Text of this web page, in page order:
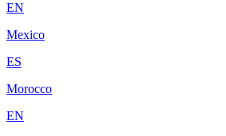
EN
Mexico
ES
Morocco
EN